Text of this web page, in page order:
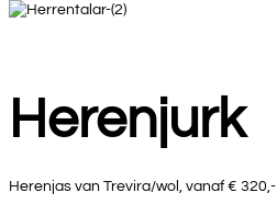
Herenjurk
Herenjas van Trevira/wol, vanaf € 320,-